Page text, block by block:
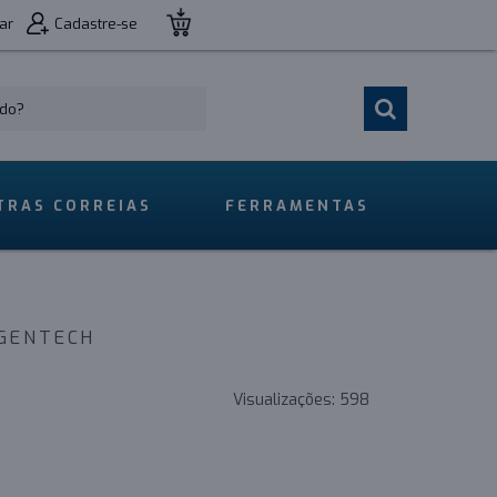
Cadastre-se
CORREIAS FERRAMENTAS
Visualizações: 598